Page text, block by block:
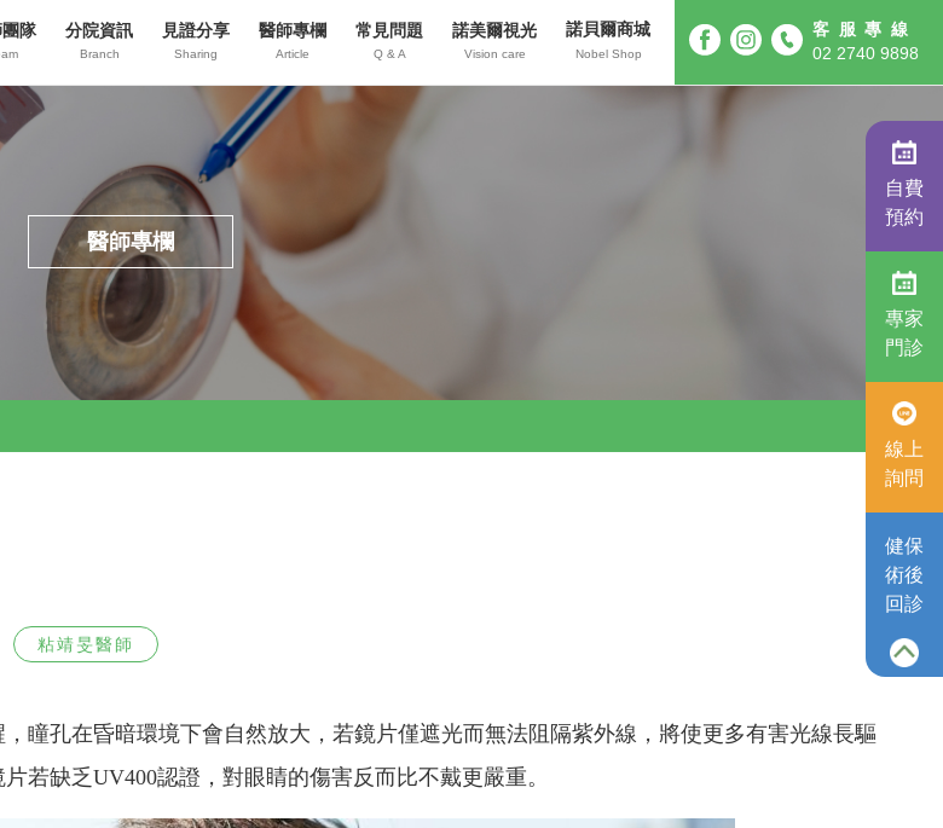
隊 分院資訊
Branch
見證分享
Sharing
醫師專欄
Article
常見問題
Q & A
諾美爾視光
Vision care
諾貝爾商城
Nobel Shop
客服專線
02 2740 9898
醫師專欄
粘靖旻醫師
瞳孔在昏暗環境下會自然放大，若鏡片僅遮光而無法阻隔紫外線，將使更多有害光線長驅
若缺乏UV400認證，對眼睛的傷害反而比不戴更嚴重。
自費
預約
專家
門診
線上
詢問
健保
術後
回診